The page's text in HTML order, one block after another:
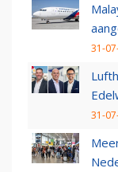
31-
31-